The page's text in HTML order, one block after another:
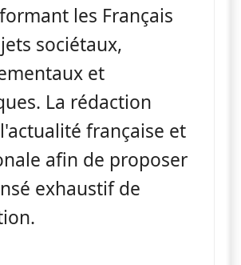
les Français
sociétaux,
et
La rédaction
française et
afin de proposer
exhaustif de